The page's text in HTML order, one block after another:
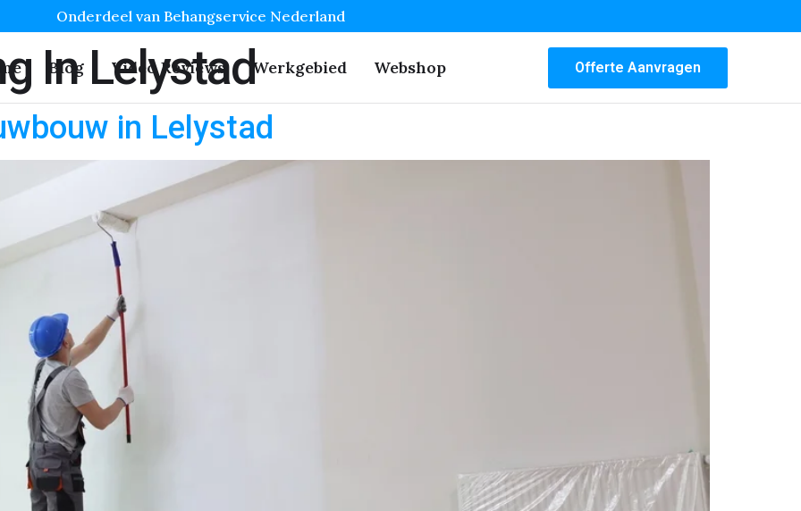
Onderdeel van Behangservice Nederland
Blog Video Reviews Werkgebied Webshop Offerte Aanvragen
In Lelystad
in Lelystad